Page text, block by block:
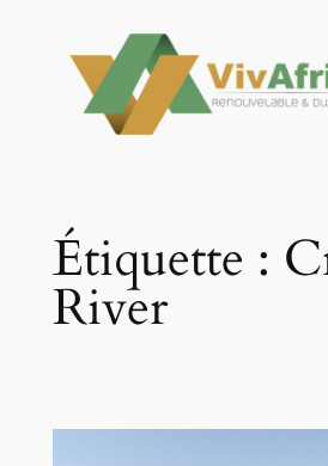
contenu
Étiquette :
River